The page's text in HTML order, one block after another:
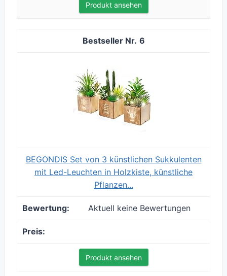
Produkt ansehen
6
BEGONDIS Set von 3 künstlichen Sukkulenten
mit Led-Leuchten in Holzkiste, künstliche
Pflanzen...
Aktuell keine Bewertungen
Produkt ansehen